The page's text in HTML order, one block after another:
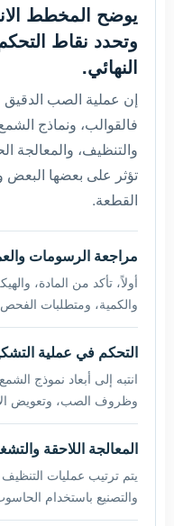
يوضح المخطط
وتحدد نقاط
النهائي.
إن عملية الصب
فالقوالب، ونماذج
والتنظيف، والمعالجة
تؤثر على بعضها البعض
القطعة.
مراجعة الرسومات
أولاً، تأكد من المادة،
والكمية، ومتطلبات
التحكم في عملية
انتبه إلى أبعاد نموذج
وظروف الصب، وتعويض
المعالجة اللاحقة
يتم ترتيب عمليات
والتصنيع باستخدام